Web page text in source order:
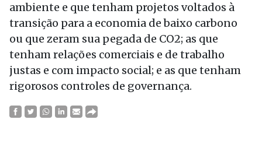
ambiente e que tenham projetos voltados à
transição para a economia de baixo carbono
ou que zeram sua pegada de CO2; as que
tenham relações comerciais e de trabalho
justas e com impacto social; e as que tenham
rigorosos controles de governança.